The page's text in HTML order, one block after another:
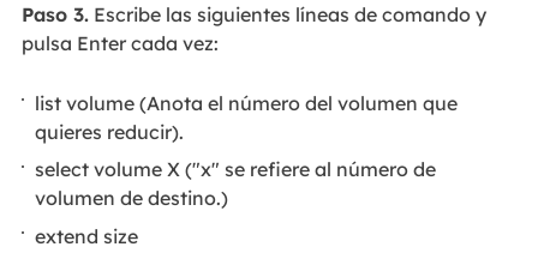
Paso 3.Escribe las siguientes líneas de comando y
pulsa Enter cada vez:
list volume (Anota el número del volumen que
quieres reducir).
select volume X ("x" se refiere al número de
volumen de destino.)
extend size